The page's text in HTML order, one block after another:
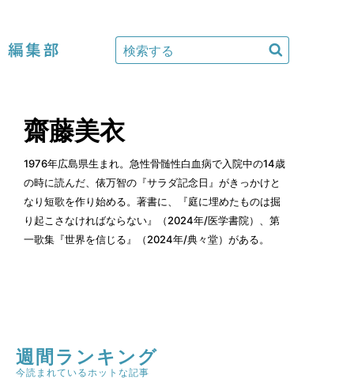
齋藤美衣
1976年広島県生まれ。急性骨髄性白血病で入院中の14歳
の時に読んだ、俵万智の『サラダ記念日』がきっかけと
なり短歌を作り始める。著書に、『庭に埋めたものは掘
り起こさなければならない』（2024年/医学書院）、第
一歌集『世界を信じる』（2024年/典々堂）がある。
週間ランキング
今読まれているホットな記事